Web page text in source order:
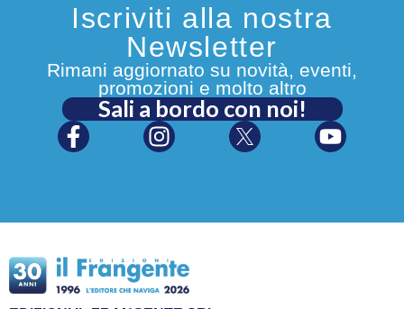
Iscriviti alla nostra
Newsletter
Rimani aggiornato su novità, eventi,
promozioni e molto altro
Sali a bordo con noi!